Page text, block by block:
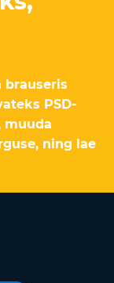
brauseris
PSD-
muuda
ning lae